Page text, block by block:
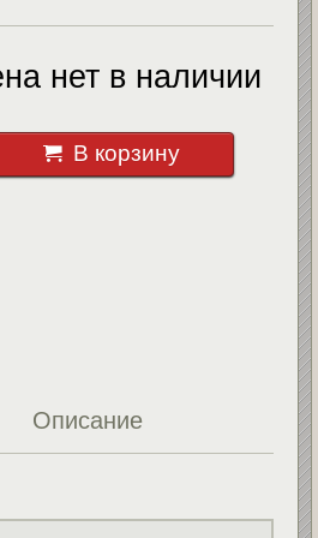
нет в наличии
В корзину
Описание